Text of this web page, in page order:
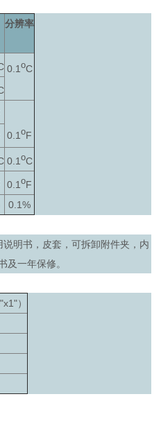
分辨率
0.1 oC
0.1oF
0.1 oC
0.1oF
0.1%
明书，皮套，可拆卸附件夹，内
及一年保修。
）